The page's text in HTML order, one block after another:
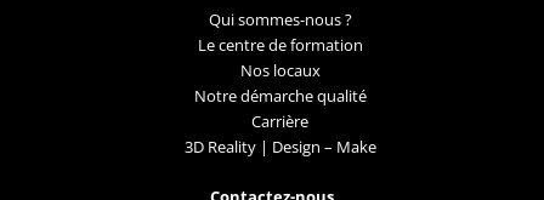
Qui sommes-nous ?
Le centre de formation
Nos locaux
Notre démarche qualité
Carrière
3D Reality | Design – Make